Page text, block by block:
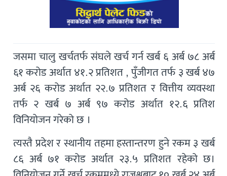
जसमा चालु खर्चतर्फ संघले खर्च गर्न खर्ब ६ अर्ब ७८ अर्ब
६१ करोड अर्थात ४१.२ प्रतिशत , पुँजीगत तर्फ ३ खर्ब ४७
अर्ब २६ करोड अर्थात २२.७ प्रतिशत र वित्तीय व्यवस्था
तर्फ २ खर्ब ७ अर्ब ९७ करोड अर्थात १२.६ प्रतिश
विनियोजन गरेको छ ।
त्यस्तै प्रदेश र स्थानीय तहमा हस्तान्तरण हुने रकम ३ खर्ब
८६ अर्ब ७१ करोड अर्थात २३.५ प्रतिशत रहेको छ।